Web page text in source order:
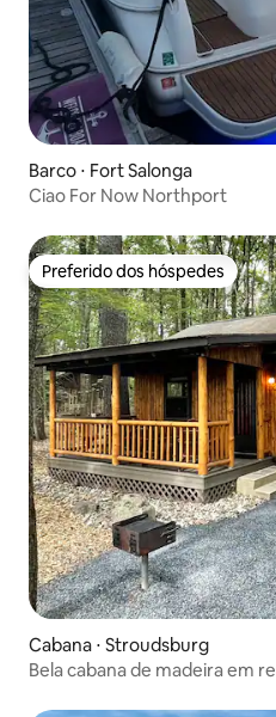
Barco ⋅ Fort Salonga
Ciao For Now Northport
Preferido dos hóspedes
Preferido dos hóspedes
Cabana ⋅ Stroudsburg
Bela cabana de madeira em